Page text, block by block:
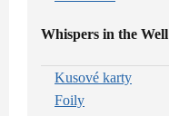
Whispers in the Well
Kusové karty
Foily